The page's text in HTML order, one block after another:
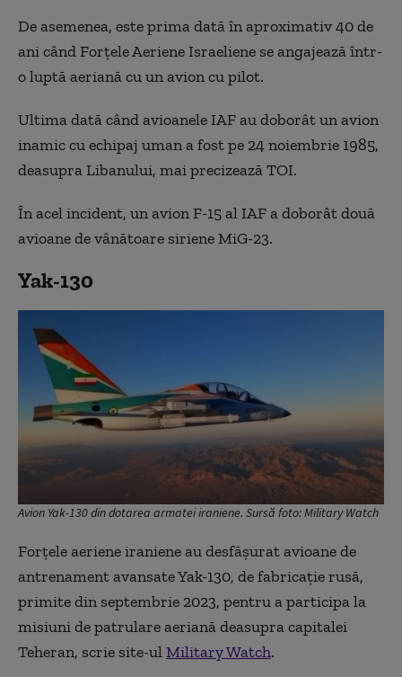
De asemenea, este prima dată în aproximativ 40 de
ani când Forțele Aeriene Israeliene se angajează într-
o luptă aeriană cu un avion cu pilot.
Ultima dată când avioanele IAF au doborât un avion
inamic cu echipaj uman a fost pe 24 noiembrie 1985,
deasupra Libanului, mai precizează TOI.
În acel incident, un avion F-15 al IAF a doborât două
avioane de vânătoare siriene MiG-23.
Yak-130
Avion Yak-130 din dotarea armatei iraniene. Sursă foto: Military Watch
Forțele aeriene iraniene au desfășurat avioane de
antrenament avansate Yak-130, de fabricație rusă,
primite din septembrie 2023, pentru a participa la
misiuni de patrulare aeriană deasupra capitalei
Teheran, scrie site-ulMilitary Watch.